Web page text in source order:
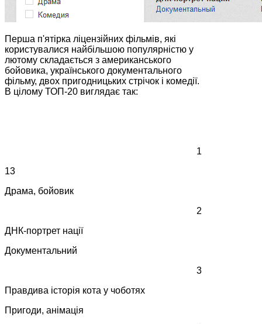
Перша п'ятірка ліцензійних фільмів, які
користувалися найбільшою популярністю у
лютому складається з американського
бойовика, українського документального
фільму, двох пригодницьких стрічок і комедії.
В цілому ТОП-20 виглядає так:
1
13
Драма, бойовик
2
ДНК-портрет нації
Документальний
3
Правдива історія кота у чоботях
Пригоди, анімація